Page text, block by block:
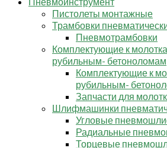
Пистолеты монтажные
Трамбовки
Пневмотрамбовки
Комплектующие к
рубильным- бетоноломам
Комплектующие к
рубильным-
Запчасти для
Шлифмашинки
Угловые
Радиальные
Торцевые